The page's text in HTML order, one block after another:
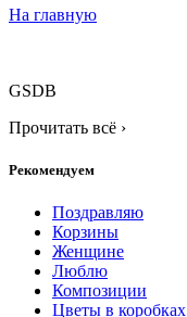
На главную
GSDB
Прочитать всё ›
Рекомендуем
Поздравляю
Корзины
Женщине
Люблю
Композиции
Цветы в коробках